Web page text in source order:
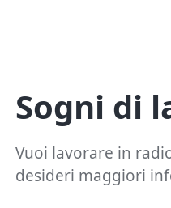
Sogni di
Vuoi lavorare in
desideri maggiori